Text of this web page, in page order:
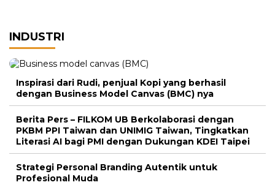
INDUSTRI
Inspirasi dari Rudi, penjual Kopi yang berhasil
dengan Business Model Canvas (BMC) nya
Berita Pers – FILKOM UB Berkolaborasi dengan
PKBM PPI Taiwan dan UNIMIG Taiwan, Tingkatkan
Literasi AI bagi PMI dengan Dukungan KDEI Taipei
Strategi Personal Branding Autentik untuk
Profesional Muda